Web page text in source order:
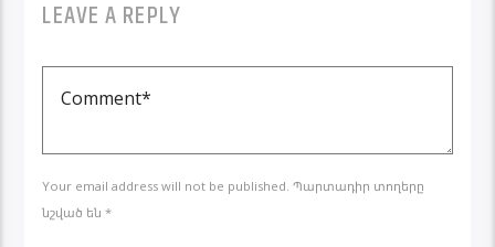
LEAVE A REPLY
Your email address will not be published. Պարտադիր տողերը
նշված են *